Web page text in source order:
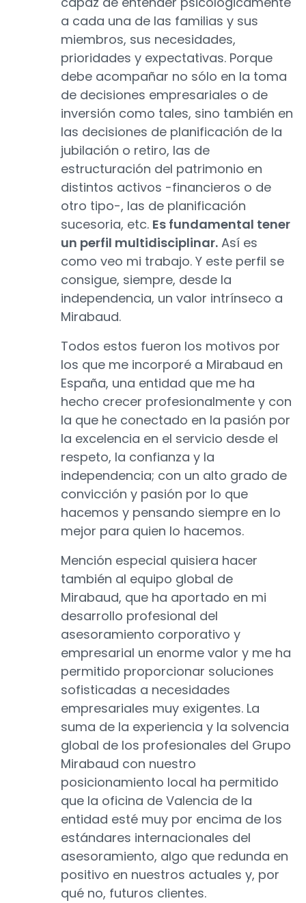
a cada una de las familias y sus
miembros, sus necesidades,
prioridades y expectativas. Porque
debe acompañar no sólo en la toma
de decisiones empresariales o de
inversión como tales, sino también en
las decisiones de planificación de la
jubilación o retiro, las de
estructuración del patrimonio en
distintos activos -financieros o de
otro tipo-, las de planificación
sucesoria, etc. Es fundamental tener
un perfil multidisciplinar. Así es
como veo mi trabajo. Y este perfil se
consigue, siempre, desde la
independencia, un valor intrínseco a
Mirabaud.
Todos estos fueron los motivos por
los que me incorporé a Mirabaud en
España, una entidad que me ha
hecho crecer profesionalmente y con
la que he conectado en la pasión por
la excelencia en el servicio desde el
respeto, la confianza y la
independencia; con un alto grado de
convicción y pasión por lo que
hacemos y pensando siempre en lo
mejor para quien lo hacemos.
Mención especial quisiera hacer
también al equipo global de
Mirabaud, que ha aportado en mi
desarrollo profesional del
asesoramiento corporativo y
empresarial un enorme valor y me ha
permitido proporcionar soluciones
sofisticadas a necesidades
empresariales muy exigentes. La
suma de la experiencia y la solvencia
global de los profesionales del Grupo
Mirabaud con nuestro
posicionamiento local ha permitido
que la oficina de Valencia de la
entidad esté muy por encima de los
estándares internacionales del
asesoramiento, algo que redunda en
positivo en nuestros actuales y, por
qué no, futuros clientes.